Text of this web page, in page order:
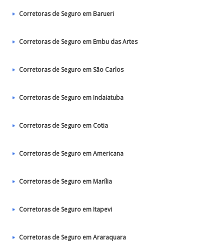
Corretoras de Seguro em Barueri
Corretoras de Seguro em Embu das Artes
Corretoras de Seguro em São Carlos
Corretoras de Seguro em Indaiatuba
Corretoras de Seguro em Cotia
Corretoras de Seguro em Americana
Corretoras de Seguro em Marília
Corretoras de Seguro em Itapevi
Corretoras de Seguro em Araraquara